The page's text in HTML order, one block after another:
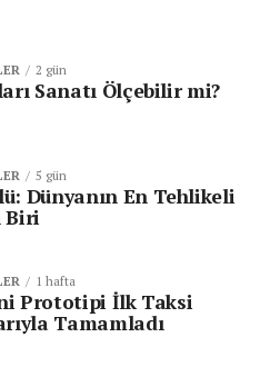
2 gün
Sanatı Ölçebilir mi?
5 gün
Dünyanın En Tehlikeli
Biri
1 hafta
Prototipi İlk Taksi
Tamamladı